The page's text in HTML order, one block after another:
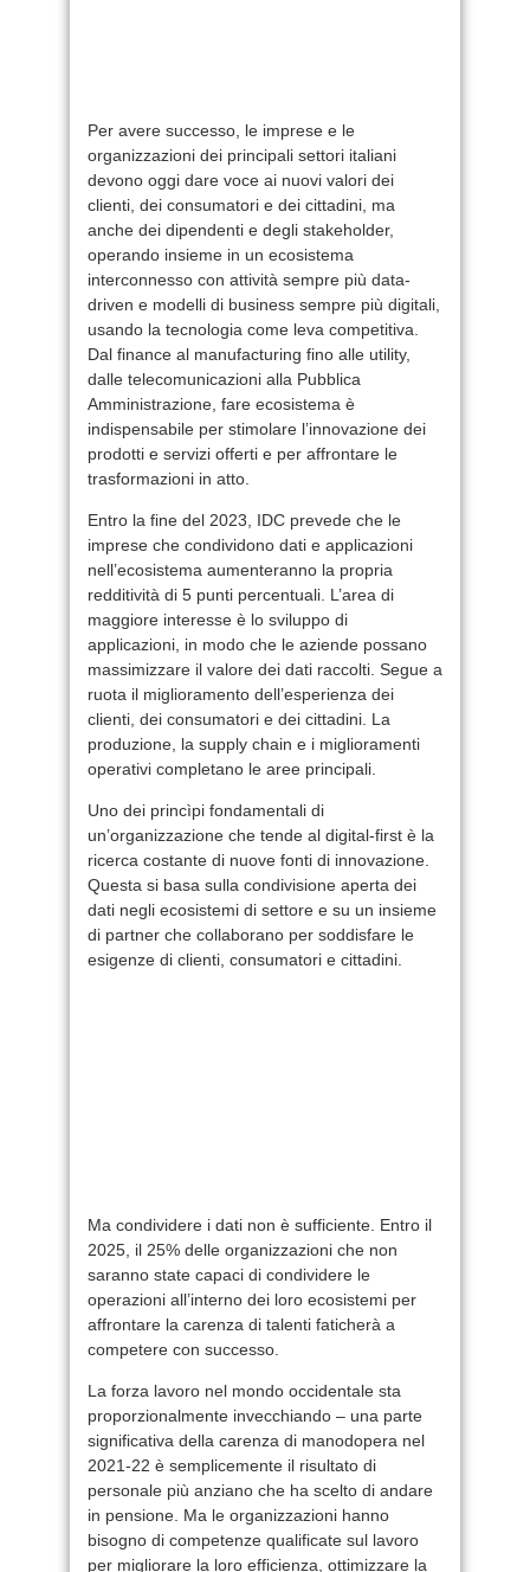
Per avere successo, le imprese e le
organizzazioni dei principali settori italiani
devono oggi dare voce ai nuovi valori dei
clienti, dei consumatori e dei cittadini, ma
anche dei dipendenti e degli stakeholder,
operando insieme in un ecosistema
interconnesso con attività sempre più data-
driven e modelli di business sempre più digitali,
usando la tecnologia come leva competitiva.
Dal finance al manufacturing fino alle utility,
dalle telecomunicazioni alla Pubblica
Amministrazione, fare ecosistema è
indispensabile per stimolare l’innovazione dei
prodotti e servizi offerti e per affrontare le
trasformazioni in atto.
Entro la fine del 2023, IDC prevede che le
imprese che condividono dati e applicazioni
nell’ecosistema aumenteranno la propria
redditività di 5 punti percentuali. L’area di
maggiore interesse è lo sviluppo di
applicazioni, in modo che le aziende possano
massimizzare il valore dei dati raccolti. Segue a
ruota il miglioramento dell’esperienza dei
clienti, dei consumatori e dei cittadini. La
produzione, la supply chain e i miglioramenti
operativi completano le aree principali.
Uno dei princìpi fondamentali di
un’organizzazione che tende al digital-first è la
ricerca costante di nuove fonti di innovazione.
Questa si basa sulla condivisione aperta dei
dati negli ecosistemi di settore e su un insieme
di partner che collaborano per soddisfare le
esigenze di clienti, consumatori e cittadini.
Ma condividere i dati non è sufficiente. Entro il
2025, il 25% delle organizzazioni che non
saranno state capaci di condividere le
operazioni all’interno dei loro ecosistemi per
affrontare la carenza di talenti faticherà a
competere con successo.
La forza lavoro nel mondo occidentale sta
proporzionalmente invecchiando – una parte
significativa della carenza di manodopera nel
2021-22 è semplicemente il risultato di
personale più anziano che ha scelto di andare
in pensione. Ma le organizzazioni hanno
bisogno di competenze qualificate sul lavoro
per migliorare la loro efficienza, ottimizzare la